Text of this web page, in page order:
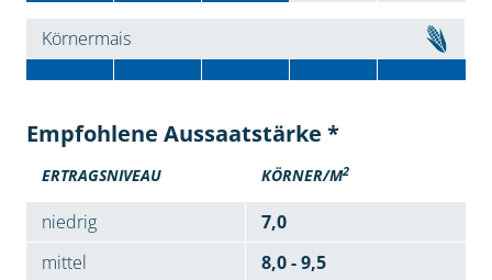
Körnermais
Empfohlene Aussaatstärke *
ERTRAGSNIVEAU KÖRNER/M2
niedrig
7,0
mittel
8,0 - 9,5